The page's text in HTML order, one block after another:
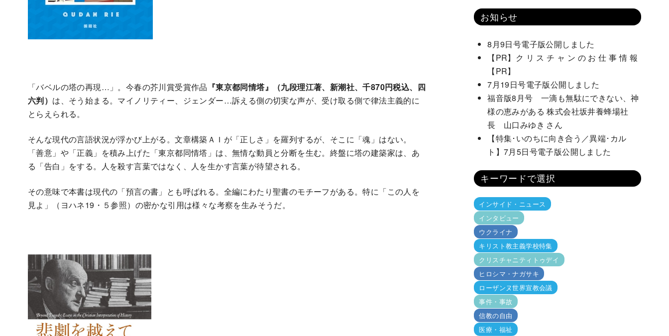
「バベルの塔の再現…」。今春の芥川賞受賞作品 『東京都同情塔』（九段理江著、新潮社、千870円税込、四
六判） は、そう始まる。マイノリティー、ジェンダー…訴える側の切実な声が、受け取る側で律法主義的に
とらえられる。
そんな現代の言語状況が浮かび上がる。文章構築ＡＩが「正しさ」を羅列するが、そこに「魂」はない。
「善意」や「正義」を積み上げた「東京都同情塔」は、無情な動員と分断を生む。終盤に塔の建築家は、あ
る「告白」をする。人を殺す言葉ではなく、人を生かす言葉が待望される。
その意味で本書は現代の「預言の書」とも呼ばれる。全編にわたり聖書のモチーフがある。特に「この人を
見よ」（ヨハネ19・５参照）の密かな引用は様々な考察を生みそうだ。
お知らせ
8月9日号電子版公開しました
【PR】ク リ ス チ ャ ン の お 仕 事 情 報
【PR】
7月19日号電子版公開しました
福音版8月号 一滴も無駄にできない、神
様の恵みがある 株式会社坂井養蜂場社
長 山口みゆき さん
【特集･いのちに向き合う／異端･カル
ト】7月5日号電子版公開しました
キーワードで選択
インサイド・ニュース
インタビュー
ウクライナ
キリスト教主義学校特集
クリスチャニティトゥデイ
ヒロシマ・ナガサキ
ローザンヌ世界宣教会議
事件・事故
信教の自由
医療・福祉